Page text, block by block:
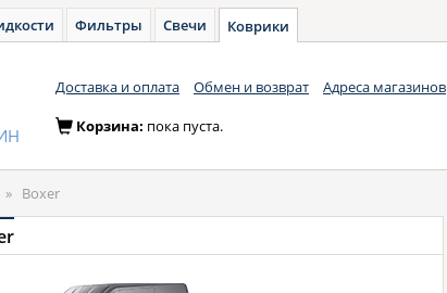
Фильтры Свечи Коврики
Доставка и оплата Обмен и возврат Адреса магазинов
Корзина: пока пуста.
» Boxer